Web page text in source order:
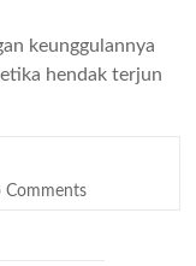
keunggulannya
hendak terjun
Comments